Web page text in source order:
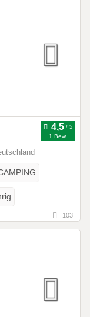
1 Bew.
103